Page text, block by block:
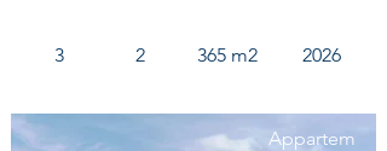
3 2 365 m2 2026
Appartem